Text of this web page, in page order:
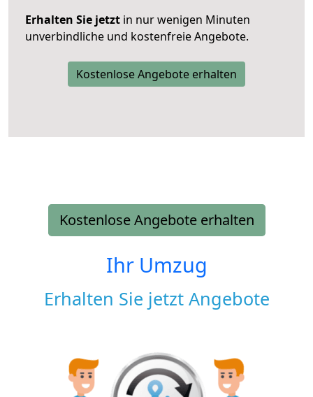
Erhalten Sie jetzt in nur wenigen Minuten
unverbindliche und kostenfreie Angebote.
Kostenlose Angebote erhalten
Kostenlose Angebote erhalten
Ihr Umzug
Erhalten Sie jetzt Angebote